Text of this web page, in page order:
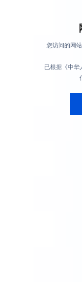
您访问的网
已根据《中华